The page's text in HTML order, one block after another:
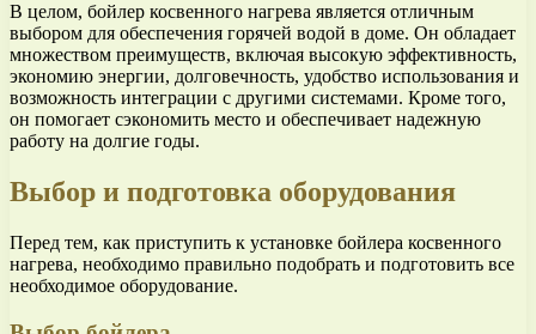
В целом, бойлер косвенного нагрева является отличным
выбором для обеспечения горячей водой в доме. Он обладает
множеством преимуществ, включая высокую эффективность,
экономию энергии, долговечность, удобство использования и
возможность интеграции с другими системами. Кроме того,
он помогает сэкономить место и обеспечивает надежную
работу на долгие годы.
Выбор и подготовка оборудования
Перед тем, как приступить к установке бойлера косвенного
нагрева, необходимо правильно подобрать и подготовить все
необходимое оборудование.